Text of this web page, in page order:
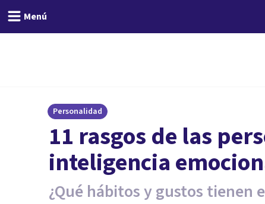
Menú
Personalidad
​11 rasgos de las
inteligencia
¿Qué hábitos y gustos tienen